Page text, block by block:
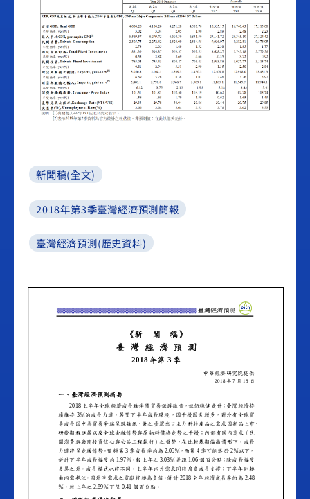
新聞稿(全文)
2018年第3季臺灣經濟預測簡報
臺灣經濟預測(歷史資料)